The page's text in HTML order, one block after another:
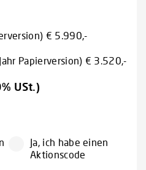
€ 5.990,-
Papierversion) € 3.520,-
USt.)
Ja, ich habe einen
Aktionscode